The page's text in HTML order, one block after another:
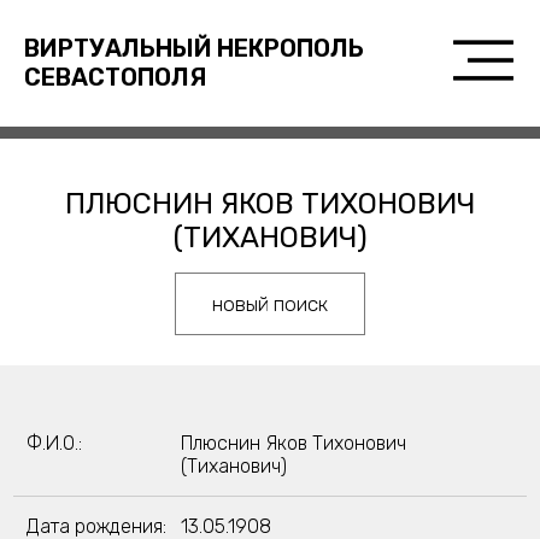
ВИРТУАЛЬНЫЙ НЕКРОПОЛЬ
СЕВАСТОПОЛЯ
ПЛЮСНИН ЯКОВ ТИХОНОВИЧ
(ТИХАНОВИЧ)
новый поиск
Ф.И.О.:
Плюснин Яков Тихонович
(Тиханович)
Дата рождения: 13.05.1908